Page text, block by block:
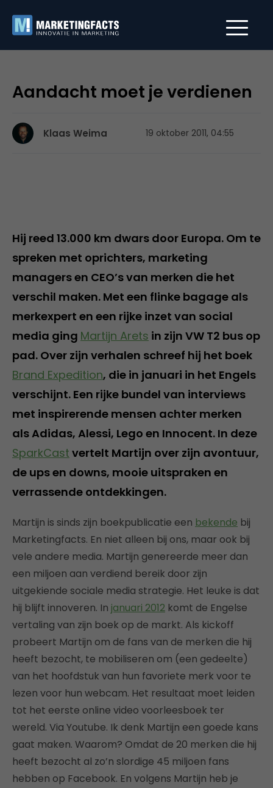
Aandacht moet je verdienen
Klaas Weima 19 oktober 2011, 04:55
Hij reed 13.000 km dwars door Europa. Om te
spreken met oprichters, marketing
managers en CEO’s van merken die het
verschil maken. Met een flinke bagage als
merkexpert en een rijke inzet van social
media ging Martijn Arets in zijn VW T2 bus op
pad. Over zijn verhalen schreef hij het boek
Brand Expedition, die in januari in het Engels
verschijnt. Een rijke bundel van interviews
met inspirerende mensen achter merken
als Adidas, Alessi, Lego en Innocent. In deze
SparkCast vertelt Martijn over zijn avontuur,
de ups en downs, mooie uitspraken en
verrassende ontdekkingen.
Martijn is sinds zijn boekpublicatie een bekende bij
Marketingfacts. En niet alleen bij ons, maar ook bij
vele andere media. Martijn genereerde meer dan
een miljoen aan verdiend bereik door zijn
uitgekiende sociale media strategie. Het leuke is dat
hij blijft innoveren. In januari 2012 komt de Engelse
vertaling van zijn boek op de markt. Als kickoff
probeert Martijn om de fans van de merken die hij
heeft bezocht, te mobiliseren om (een gedeelte)
van het hoofdstuk van hun favoriete merk voor te
lezen voor hun webcam. Het resultaat moet leiden
tot het eerste online video voorleesboek ter
wereld. Via Youtube. Ik denk Martijn een goede kans
gaat maken. Waarom? Omdat de 20 merken die hij
heeft bezocht al zo’n slordige 45 miljoen fans
hebben op Facebook. En volgens Martijn heb je